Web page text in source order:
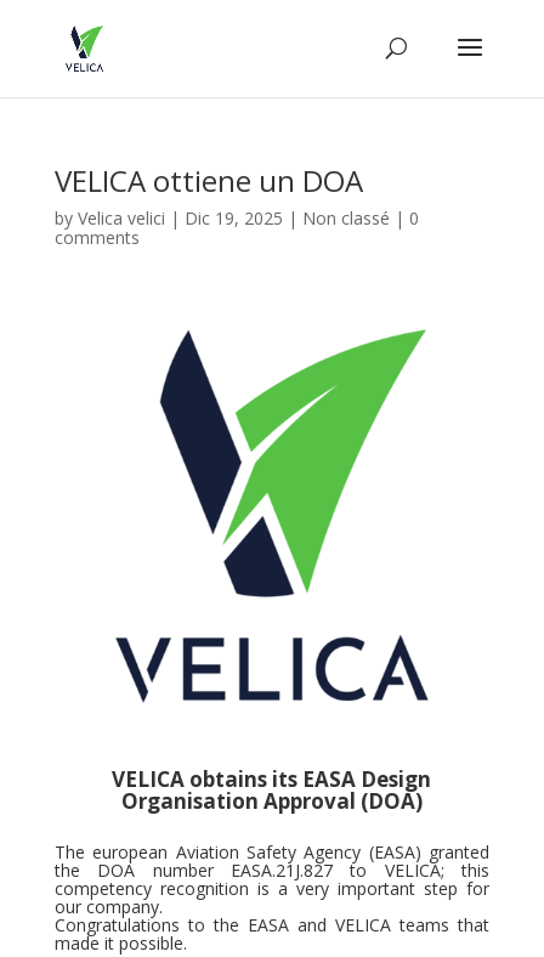
VELICA ottiene un DOA
by Velica velici | Dic 19, 2025 | Non classé | 0
comments
VELICA obtains its EASA Design
Organisation Approval (DOA)
The european Aviation Safety Agency (EASA) granted
the DOA number EASA.21J.827 to VELICA; this
competency recognition is a very important step for
our company.
Congratulations to the EASA and VELICA teams that
made it possible.